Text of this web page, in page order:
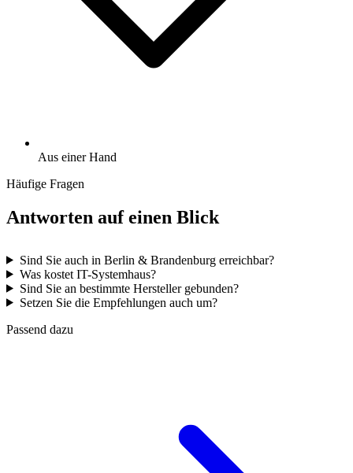
Aus einer Hand
Häufige Fragen
Antworten auf einen Blick
Sind Sie auch in Berlin & Brandenburg erreichbar?
Was kostet IT-Systemhaus?
Sind Sie an bestimmte Hersteller gebunden?
Setzen Sie die Empfehlungen auch um?
Passend dazu